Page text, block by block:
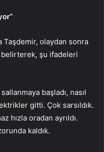
Taşdemir, olaydan sonra
belirterek, şu ifadeleri
başladı, nasıl
gitti. Çok sarsıldık.
hızla oradan ayrıldı.
kaldık.